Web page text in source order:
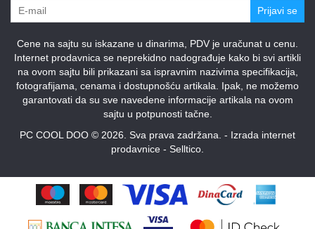
Prijavi se
Cene na sajtu su iskazane u dinarima, PDV je uračunat u cenu.
Internet prodavnica se neprekidno nadograđuje kako bi svi artikli
na ovom sajtu bili prikazani sa ispravnim nazivima specifikacija,
fotografijama, cenama i dostupnošću artikala. Ipak, ne možemo
garantovati da su sve navedene informacije artikala na ovom
sajtu u potpunosti tačne.
PC COOL DOO © 2026. Sva prava zadržana. - Izrada internet
prodavnice - Selltico.